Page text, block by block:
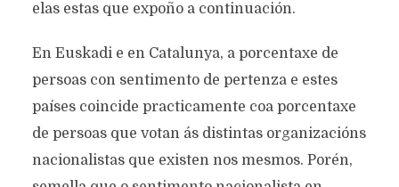
elas estas que expoño a continuación.
En Euskadi e en Catalunya, a porcentaxe de
persoas con sentimento de pertenza e estes
países coincide practicamente coa porcentaxe
de persoas que votan ás distintas organizacións
nacionalistas que existen nos mesmos. Porén,